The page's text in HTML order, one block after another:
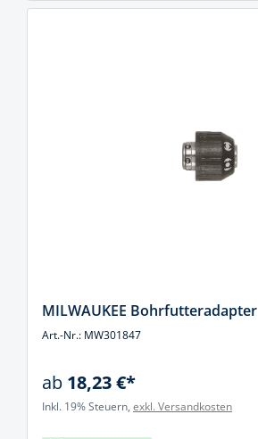
MILWAUKEE Bohrfutteradapter
Art.-Nr.: MW301847
ab 18,23 €*
Inkl. 19% Steuern, exkl. Versandkosten